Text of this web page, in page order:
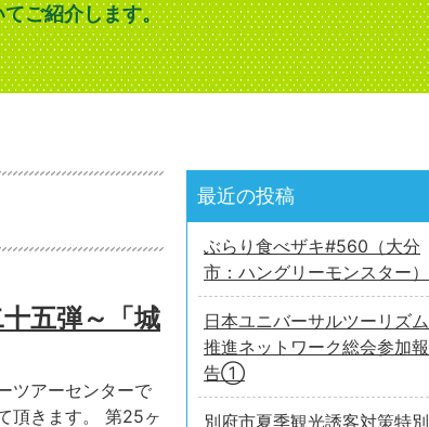
ご紹介します。
五弾～「城
ツアーセンターで
頂きます。 第25ヶ
最近の投稿
ぶらり食べザキ#560（大分
市：ハングリーモンスター）
日本ユニバーサルツーリズム
推進ネットワーク総会参加報
告①
別府市夏季観光誘客対策特別